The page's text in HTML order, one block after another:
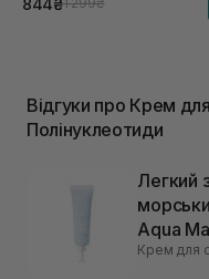
Відгуки про Крем
Полінуклеотиди
Легкий
Aqua
Крем для